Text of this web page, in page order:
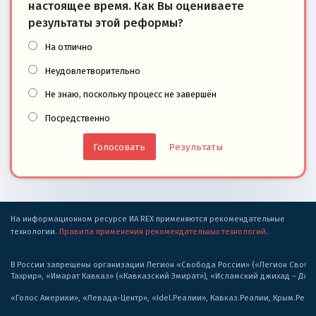
настоящее время. Как Вы оцениваете
результаты этой реформы?
На отлично
Неудовлетворительно
Не знаю, поскольку процесс не завершён
Посредственно
Результаты
На информационном ресурсе ИА REX применяются рекомендательные
технологии. Правила применения рекомендательных технологий.
В России запрещены организации Легион «Свобода России» («Легион
Тахрир», «Имарат Кавказ» («Кавказский Эмират»), «Исламский джихад –
«Голос Америки», «Левада-Центр», «Idel.Реалии», Кавказ.Реалии,